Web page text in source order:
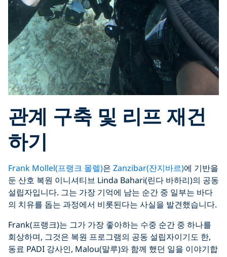
관계 구축 및 리프 재건
하기
Frank Mollel(프랭크 몰렐)은 Zanzibar(잔지바르)에 기반을
둔 산호 복원 이니셔티브 Linda Bahari(린다 바하리)의 공동
설립자입니다. 그는 가장 기억에 남는 순간 중 일부는 바다
의 치유를 돕는 과정에서 비롯된다는 사실을 발견했습니다.
Frank(프랭크)는 그가 가장 좋아하는 수중 순간 중 하나를
회상하며, 그것은 복원 프로그램의 공동 설립자이기도 한,
동료 PADI 강사인, Malou(말루)와 함께 했던 일을 이야기합